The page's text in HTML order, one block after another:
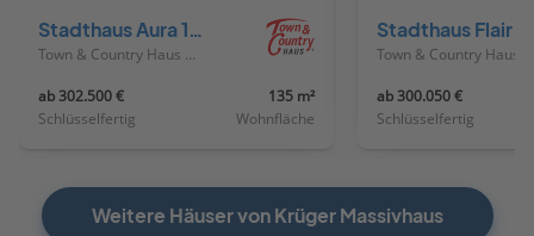
Stadthaus Aura 136
Town & Country Haus Deutschland
ab 302.500 €
Schlüsselfertig
135 m²
Wohnfläche
ab 300.050 €
Schlüsselfertig
Weitere Häuser von Krüger Massivhaus